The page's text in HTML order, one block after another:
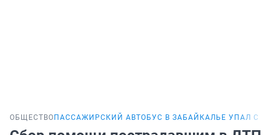
ОБЩЕСТВО ПАССАЖИРСКИЙ АВТОБУС В ЗАБАЙКАЛЬЕ УПАЛ С